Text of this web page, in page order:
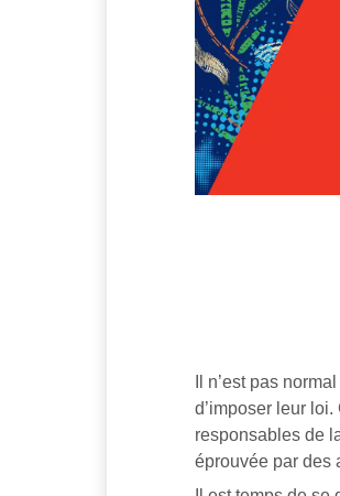
Il n’est pas
d’imposer leur
responsables de
éprouvée par des